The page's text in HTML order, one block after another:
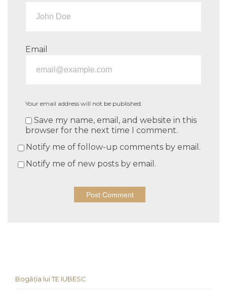
Email
Your email address will not be published.
Save my name, email, and website in this
browser for the next time I comment.
Notify me of follow-up comments by email.
Notify me of new posts by email.
Bogăția lui TE IUBESC